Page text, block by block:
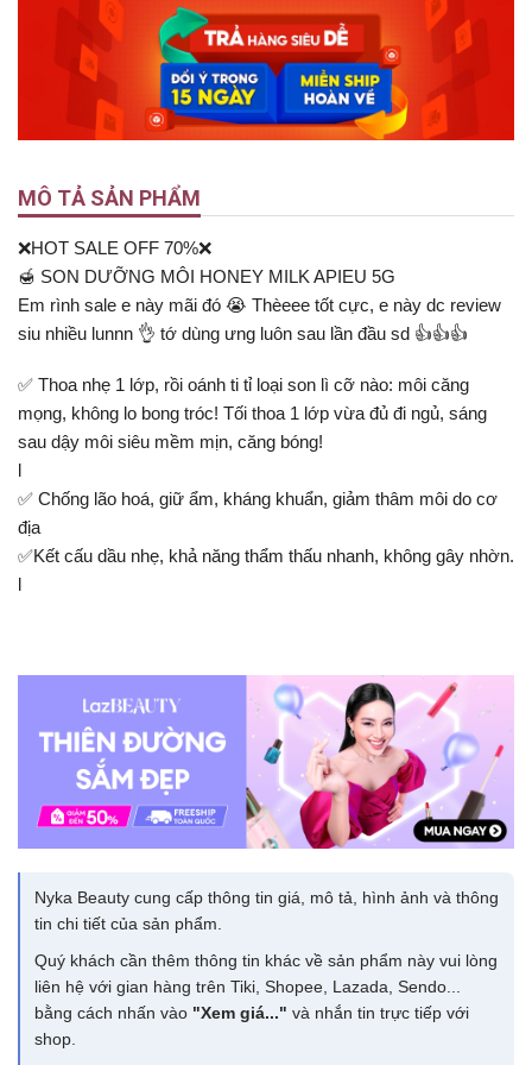
MÔ TẢ SẢN PHẨM
❌HOT SALE OFF 70%❌
🍯 SON DƯỠNG MÔI HONEY MILK APIEU 5G
Em rình sale e này mãi đó 😭 Thèeee tốt cực, e này dc review
siu nhiều lunnn 👌 tớ dùng ưng luôn sau lần đầu sd 👍👍👍
✅ Thoa nhẹ 1 lớp, rồi oánh ti tỉ loại son lì cỡ nào: môi căng
mọng, không lo bong tróc! Tối thoa 1 lớp vừa đủ đi ngủ, sáng
sau dậy môi siêu mềm mịn, căng bóng!
✅ Chống lão hoá, giữ ẩm, kháng khuẩn, giảm thâm môi do cơ
địa
✅Kết cấu dầu nhẹ, khả năng thẩm thấu nhanh, không gây nhờn.
Nyka Beauty cung cấp thông tin giá, mô tả, hình ảnh và thông
tin chi tiết của sản phẩm.
Quý khách cần thêm thông tin khác về sản phẩm này vui lòng
liên hệ với gian hàng trên Tiki, Shopee, Lazada, Sendo...
bằng cách nhấn vào "Xem giá..." và nhắn tin trực tiếp với
shop.